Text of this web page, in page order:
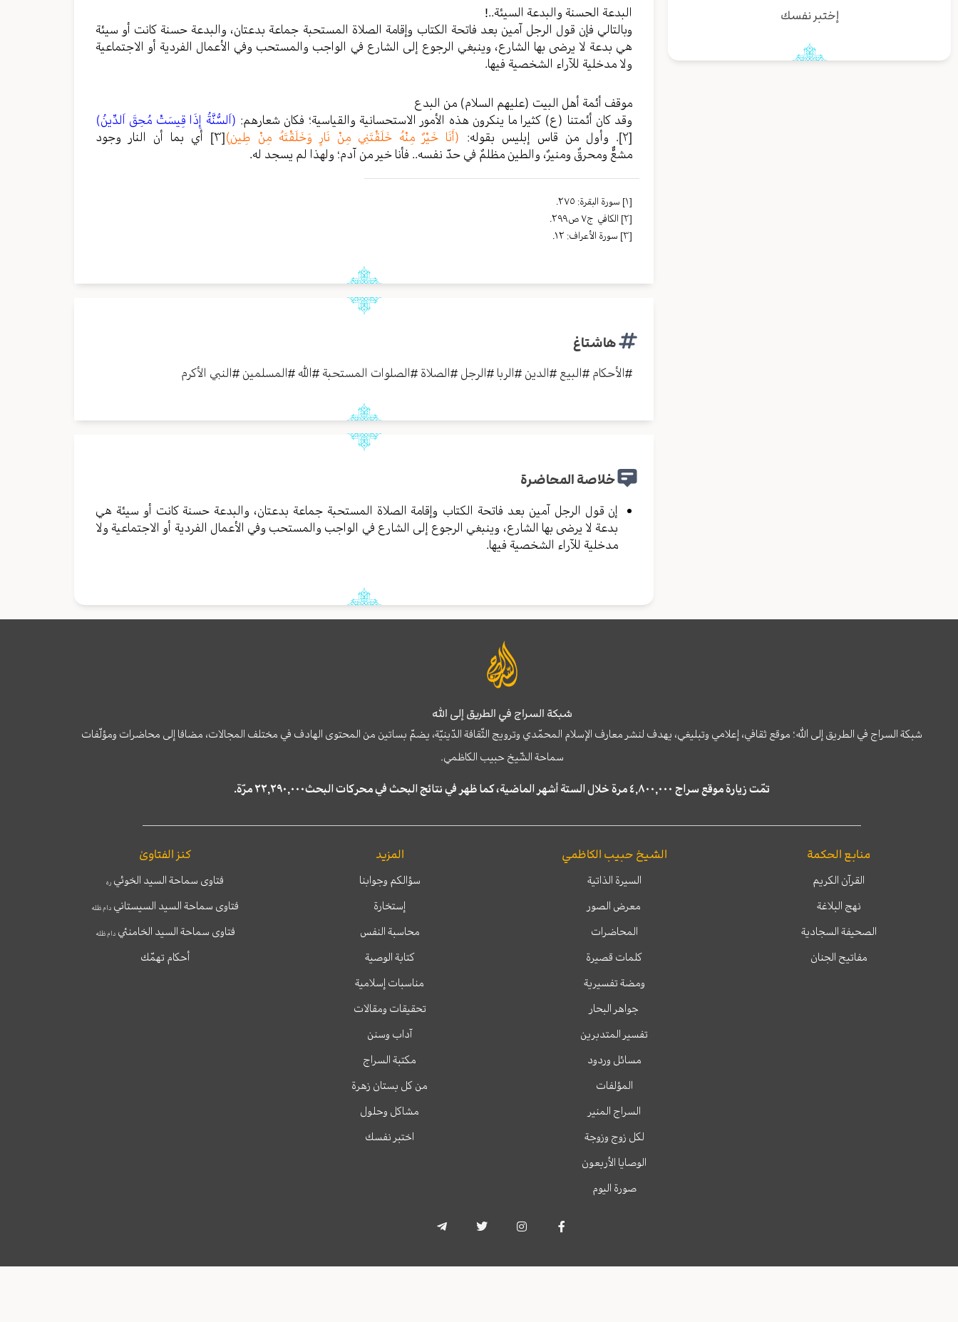
إختبر نفسك
البدعة الحسنة والبدعة السيئة..!
وبالتالي فإن قول الرجل آمين بعد فاتحة الكتاب وإقامة الصلاة المستحبة جماعة بدعتان، والبدعة حسنة كانت أو سيئة
هي بدعة لا يرضى بها الشارع، وينبغي الرجوع إلى الشارع في الواجب والمستحب وفي الأعمال الفردية أو الاجتماعية
ولا مدخلية للآراء الشخصية فيها.
موقف أئمة أهل البيت (عليهم السلام) من البدع
وقد كان أئمتنا (ع) كثيرا ما ينكرون هذه الأمور الاستحسانية والقياسية؛ فكان شعارهم: (اَلسُّنَّةُ إِذَا قِيسَتْ مُحِقَ اَلدِّينُ)
[٢]
. وأول من قاس إبليس بقوله: (أَنَا خَيْرٌ مِنْهُ خَلَقْتَنِي مِنْ نَارٍ وَخَلَقْتَهُ مِنْ طِينٍ)[٣]
أي بما أن النار وجود
مشعٌّ ومحرقٌ ومنيرٌ، والطين مظلمٌ في حدّ نفسه.. فأنا خير من آدم؛ ولهذا لم يسجد له.
[١]
سورة البقرة: ٢٧٥.
[٢]
الکافي ج٧ ص٢٩٩.
[٣]
سورة الأعراف: ١٢.
هاشتاغ
#الأحكام #البيع #الدين #الربا #الرجل #الصلاة #الصلوات المستحبة #الله#المسلمين #النبي الأكرم
خلاصة المحاضرة
إن قول الرجل آمين بعد فاتحة الكتاب وإقامة الصلاة المستحبة جماعة بدعتان، والبدعة حسنة كانت أو سيئة هي
بدعة لا يرضى بها الشارع، وينبغي الرجوع إلى الشارع في الواجب والمستحب وفي الأعمال الفردية أو الاجتماعية ولا
مدخلية للآراء الشخصية فيها.
شبكة السراج في الطريق إلى الله
شبكة السراج في الطريق إلى الله؛ موقع ثقافي، إعلامي وتبليغي، يهدف لنشر معارف الإسلام المحمّدي وترويج الثّقافة الدّينيّة، يضمّ بساتين من المحتوى الهادف في مختلف المجالات، مضافا إلى محاضرات ومؤلّفات
سماحة الشّيخ حبيب الكاظمي.
تمّت زيارة موقع سراج ٤,٨٠٠,٠٠٠ مرة خلال الستة أشهر الماضية، كما ظهر في نتائج البحث في محركات البحث٢٢,٢٩٠,٠٠٠ مرّة.
منابع الحكمة
القرآن الكريم
نهج البلاغة
الصحيفة السجادية
مفاتيح الجنان
الشيخ حبيب الكاظمي
السيرة الذاتية
معرض الصور
المحاضرات
كلمات قصيرة
ومضة تفسيرية
جواهر البحار
تفسير المتدبرين
مسائل وردود
المؤلفات
السراج المنير
لكل زوج وزوجة
الوصايا الأربعون
صورة اليوم
المزيد
سؤالكم وجوابنا
إستخارة
محاسبة النفس
كتابة الوصية
مناسبات إسلامية
تحقيقات ومقالات
آداب وسنن
مكتبة السراج
من كل بستان زهرة
مشاكل وحلول
اختبر نفسك
كنز الفتاوىٰ
فتاوى سماحة السيد الخوئي ره
فتاوى سماحة السيد السيستاني دام ظله
فتاوى سماحة السيد الخامنئيدام ظله
أحكام تهمّك
a
c
o
s
g
i
e
l
r